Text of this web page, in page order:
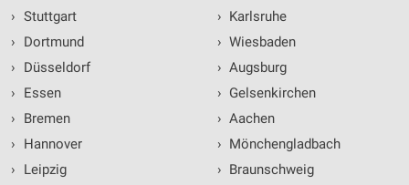
› Stuttgart
›
Dortmund
›
Düsseldorf
›
Essen
›
Bremen
›
Hannover
›
Leipzig
› Karlsruhe
› Wiesbaden
› Augsburg
› Gelsenkirchen
› Aachen
› Mönchengladbach
› Braunschweig